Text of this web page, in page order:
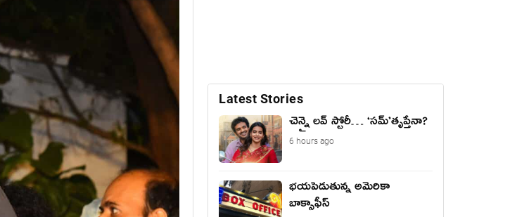
Latest Stories
చెన్నై లవ్ స్టోరీ… ‘సమ్’తృప్తేనా?
6 hours ago
భయపెడుతున్న అమెరికా
బాక్సాఫీస్